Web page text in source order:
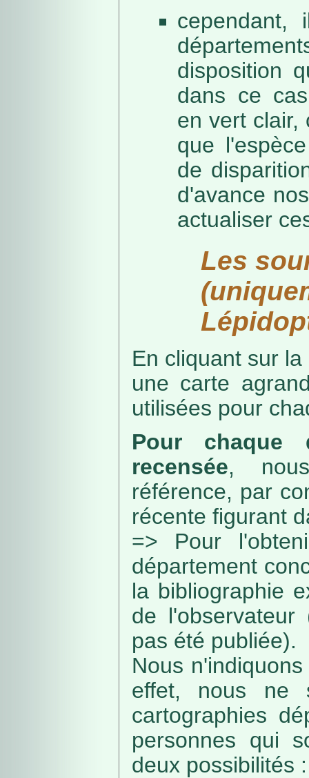
cependant,
disposition
dans ce
en vert clair,
que
de
d'avance
actualiser
Les
En cliquant sur
une carte
utilisées pour
Pour chaque
recensée,
référence, par
récente figurant
=> Pour
département
la bibliographie
de
pas été publiée).
Nous
effet, nous ne
cartographies
personnes qui
deux possibilités :